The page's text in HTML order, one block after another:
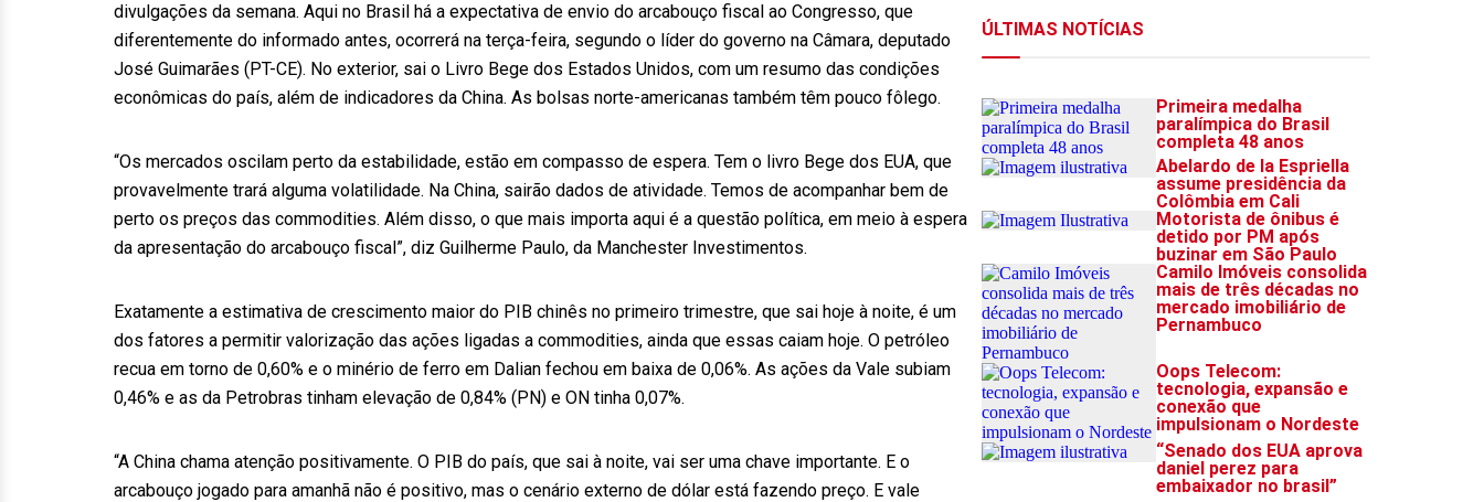
divulgações da semana. Aqui no Brasil há a expectativa de envio do arcabouço fiscal ao Congresso, que
diferentemente do informado antes, ocorrerá na terça-feira, segundo o líder do governo na Câmara, deputado
José Guimarães (PT-CE). No exterior, sai o Livro Bege dos Estados Unidos, com um resumo das condições
econômicas do país, além de indicadores da China. As bolsas norte-americanas também têm pouco fôlego.
“Os mercados oscilam perto da estabilidade, estão em compasso de espera. Tem o livro Bege dos EUA, que
provavelmente trará alguma volatilidade. Na China, sairão dados de atividade. Temos de acompanhar bem de
perto os preços das commodities. Além disso, o que mais importa aqui é a questão política, em meio à espera
da apresentação do arcabouço fiscal”, diz Guilherme Paulo, da Manchester Investimentos.
Exatamente a estimativa de crescimento maior do PIB chinês no primeiro trimestre, que sai hoje à noite, é um
dos fatores a permitir valorização das ações ligadas a commodities, ainda que essas caiam hoje. O petróleo
recua em torno de 0,60% e o minério de ferro em Dalian fechou em baixa de 0,06%. As ações da Vale subiam
0,46% e as da Petrobras tinham elevação de 0,84% (PN) e ON tinha 0,07%.
“A China chama atenção positivamente. O PIB do país, que sai à noite, vai ser uma chave importante. E o
arcabouço jogado para amanhã não é positivo, mas o cenário externo de dólar está fazendo preço. E vale